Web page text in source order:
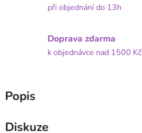
při objednání do 13h
Doprava zdarma
k objednávce nad 1500 Kč
Popis
Diskuze